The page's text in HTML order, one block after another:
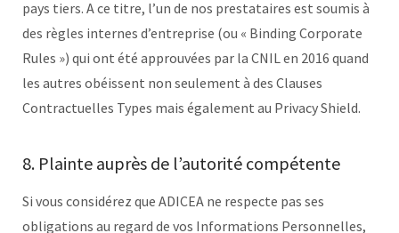
pays tiers. A ce titre, l’un de nos prestataires est soumis à
des règles internes d’entreprise (ou « Binding Corporate
Rules ») qui ont été approuvées par la CNIL en 2016 quand
les autres obéissent non seulement à des Clauses
Contractuelles Types mais également au Privacy Shield.
8. Plainte auprès de l’autorité compétente
Si vous considérez que ADICEA ne respecte pas ses
obligations au regard de vos Informations Personnelles,